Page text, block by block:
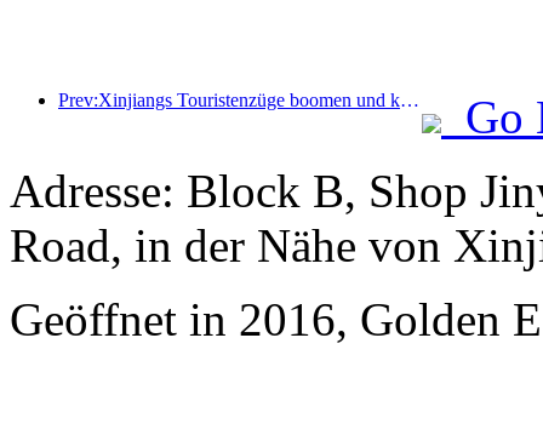
Prev:Xinjiangs Touristenzüge boomen und kurbeln die Kultur- und Tourismuswirtschaft an
Go
Adresse: Block B, Shop
Road, in der Nähe von
Geöffnet in 2016, Golden